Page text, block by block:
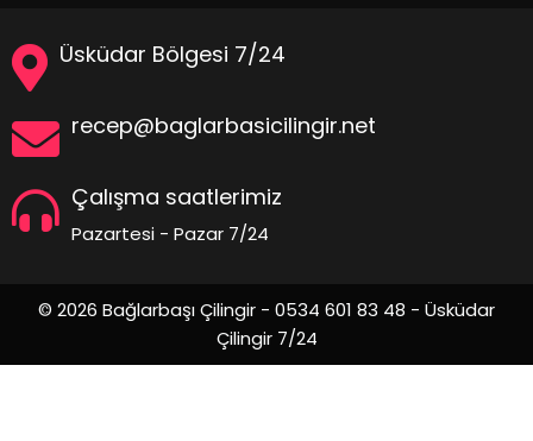
Üsküdar Bölgesi 7/24
recep@baglarbasicilingir.net
Çalışma saatlerimiz
Pazartesi - Pazar 7/24
© 2026 Bağlarbaşı Çilingir - 0534 601 83 48 - Üsküdar
Çilingir 7/24